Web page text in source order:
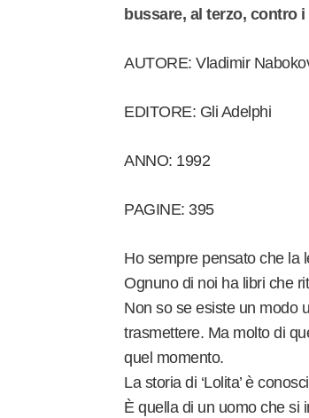
bussare, al terzo, contro
AUTORE: Vladimir
EDITORE: Gli Adelphi
ANNO: 1992
PAGINE: 395
Ho sempre pensato che la
Ognuno di noi ha libri che
Non so se esiste un modo
trasmettere. Ma molto di
quel momento.
La storia di ‘Lolita’ è
È quella di un uomo che si